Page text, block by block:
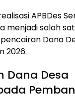
APBDes
menjadi salah
Dana
2026.
Dana Desa